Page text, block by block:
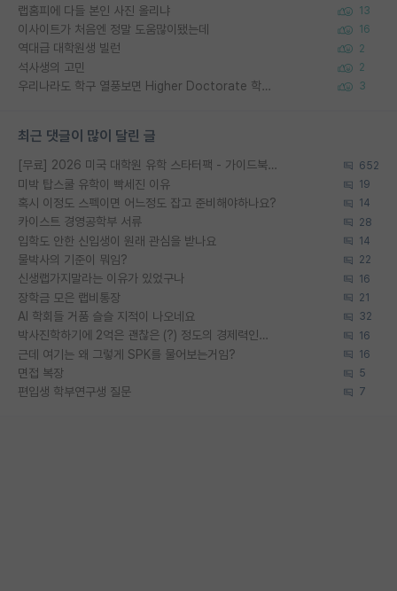
랩홈피에 다들 본인 사진 올리냐 13
이사이트가 처음엔 정말 도움많이됐는데 16
역대급 대학원생 빌런 2
석사생의 고민 2
우리나라도 학구 열풍보면 Higher Doctorate 학위가 필요하다고 봅니다. 3
최근 댓글이 많이 달린 글
[무료] 2026 미국 대학원 유학 스타터팩 - 가이드북 & 합격자 컨택메일 템플릿 652
미박 탑스쿨 유학이 빡세진 이유 19
혹시 이정도 스펙이면 어느정도 잡고 준비해야하나요? 14
카이스트 경영공학부 서류 28
입학도 안한 신입생이 원래 관심을 받나요 14
물박사의 기준이 뭐임? 22
신생랩가지말라는 이유가 있었구나 16
장학금 모은 랩비통장 21
AI 학회들 거품 슬슬 지적이 나오네요 32
박사진학하기에 2억은 괜찮은 (?) 정도의 경제력인가요 16
근데 여기는 왜 그렇게 SPK를 물어보는거임? 16
면접 복장 5
편입생 학부연구생 질문 7